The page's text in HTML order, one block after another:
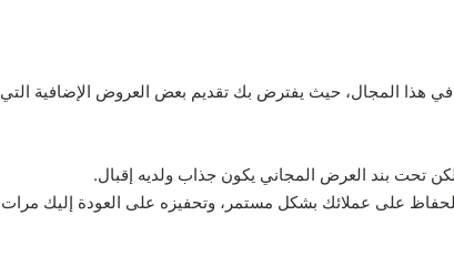
المجال، حيث يفترض بك تقديم بعض العروض الإضافية التي
تحت بند العرض المجاني يكون جذاب ولديه إقبال.
على عملائك بشكل مستمر، وتحفيزه على العودة إليك مرات